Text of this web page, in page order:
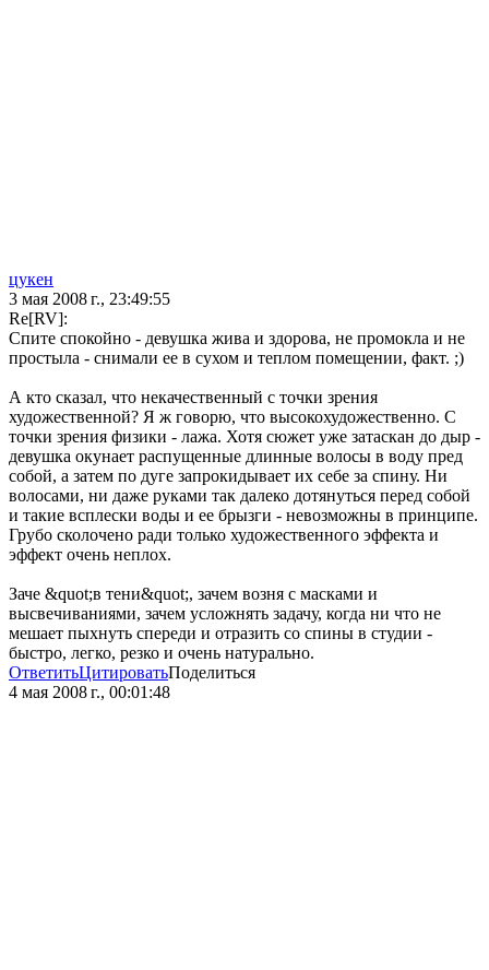
цукен
3 мая 2008 г., 23:49:55
Re[RV]:
Спите спокойно - девушка жива и здорова, не промокла и не
простыла - снимали ее в сухом и теплом помещении, факт. ;)
А кто сказал, что некачественный с точки зрения
художественной? Я ж говорю, что высокохудожественно. С
точки зрения физики - лажа. Хотя сюжет уже затаскан до дыр -
девушка окунает распущенные длинные волосы в воду пред
собой, а затем по дуге запрокидывает их себе за спину. Ни
волосами, ни даже руками так далеко дотянуться перед собой
и такие всплески воды и ее брызги - невозможны в принципе.
Грубо сколочено ради только художественного эффекта и
эффект очень неплох.
Заче &quot;в тени&quot;, зачем возня с масками и
высвечиваниями, зачем усложнять задачу, когда ни что не
мешает пыхнуть спереди и отразить со спины в студии -
быстро, легко, резко и очень натурально.
ОтветитьЦитироватьПоделиться
4 мая 2008 г., 00:01:48